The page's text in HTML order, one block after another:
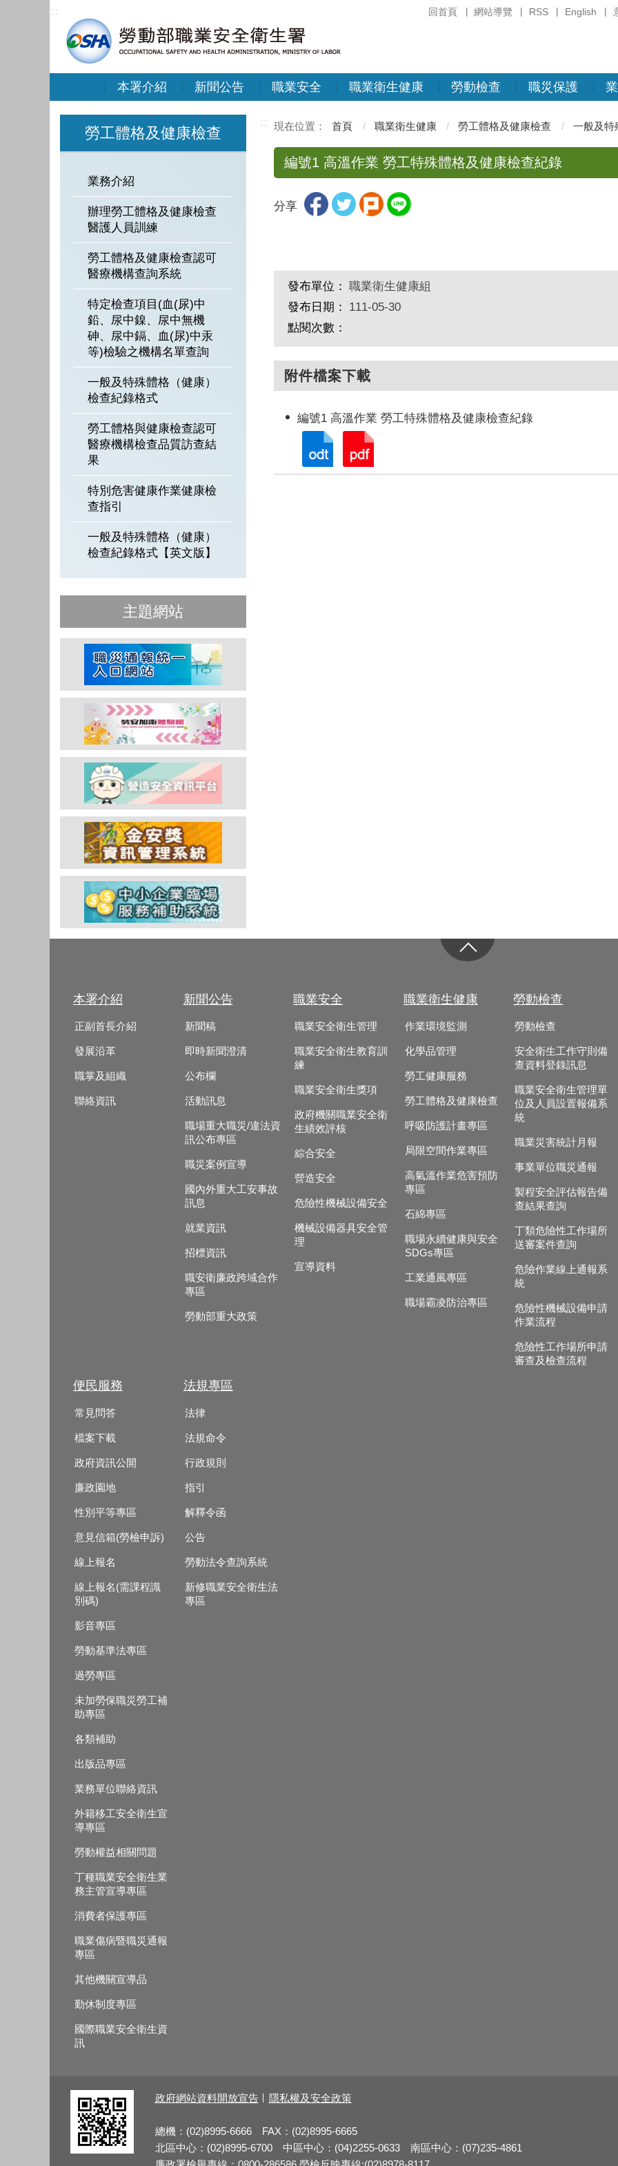
回首頁 網站導覽 RSS English
:::
本署介紹 新聞公告 職業安全 職業衛生健康 勞動檢查 職災保護
勞工體格及健康檢查
業務介紹
辦理勞工體格及健康檢查
醫護人員訓練
勞工體格及健康檢查認可
醫療機構查詢系統
特定檢查項目(血(尿)中
鉛、尿中鎳、尿中無機
砷、尿中鎘、血(尿)中汞
等)檢驗之機構名單查詢
一般及特殊體格（健康）
檢查紀錄格式
勞工體格與健康檢查認可
醫療機構檢查品質訪查結
果
特別危害健康作業健康檢
查指引
一般及特殊體格（健康）
檢查紀錄格式【英文版】
主題網站
::: 首頁 職業衛生健康 勞工體格及健康檢查 一般及特
編號1 高溫作業 勞工特殊體格及健康檢查紀錄
分享
發布單位： 職業衛生健康組
發布日期：
111-05-30
點閱次數：
附件檔案下載
編號1 高溫作業 勞工特殊體格及健康檢查紀錄
本署介紹
正副首長介紹
發展沿革
職掌及組織
聯絡資訊
新聞公告
新聞稿
即時新聞澄清
公布欄
活動訊息
職場重大職災/違法資
訊公布專區
職災案例宣導
國內外重大工安事故
訊息
就業資訊
招標資訊
職安衛廉政跨域合作
專區
勞動部重大政策
職業安全
職業安全衛生管理
職業安全衛生教育訓
練
職業安全衛生獎項
政府機關職業安全衛
生績效評核
綜合安全
營造安全
危險性機械設備安全
機械設備器具安全管
理
宣導資料
職業衛生健康
作業環境監測
化學品管理
勞工健康服務
勞工體格及健康檢查
呼吸防護計畫專區
局限空間作業專區
高氣溫作業危害預防
專區
石綿專區
職場永續健康與安全
SDGs專區
工業通風專區
職場霸凌防治專區
勞動檢查
勞動檢查
安全衛生工作守則備
查資料登錄訊息
職業安全衛生管理單
位及人員設置報備系
統
職業災害統計月報
事業單位職災通報
製程安全評估報告備
查結果查詢
丁類危險性工作場所
送審案件查詢
危險作業線上通報系
統
危險性機械設備申請
作業流程
危險性工作場所申請
審查及檢查流程
便民服務
常見問答
檔案下載
政府資訊公開
廉政園地
性別平等專區
意見信箱(勞檢申訴)
線上報名
線上報名(需課程識
別碼)
影音專區
勞動基準法專區
過勞專區
未加勞保職災勞工補
助專區
各類補助
出版品專區
業務單位聯絡資訊
外籍移工安全衛生宣
導專區
勞動權益相關問題
丁種職業安全衛生業
務主管宣導專區
消費者保護專區
職業傷病暨職災通報
專區
其他機關宣導品
勤休制度專區
國際職業安全衛生資
訊
法規專區
法律
法規命令
行政規則
指引
解釋令函
公告
勞動法令查詢系統
新修職業安全衛生法
專區
政府網站資料開放宣告 隱私權及安全政策
總機：(02)8995-6666 FAX：(02)8995-6665
北區中心：(02)8995-6700 中區中心：(04)2255-0633 南區中心：(07)235-4861